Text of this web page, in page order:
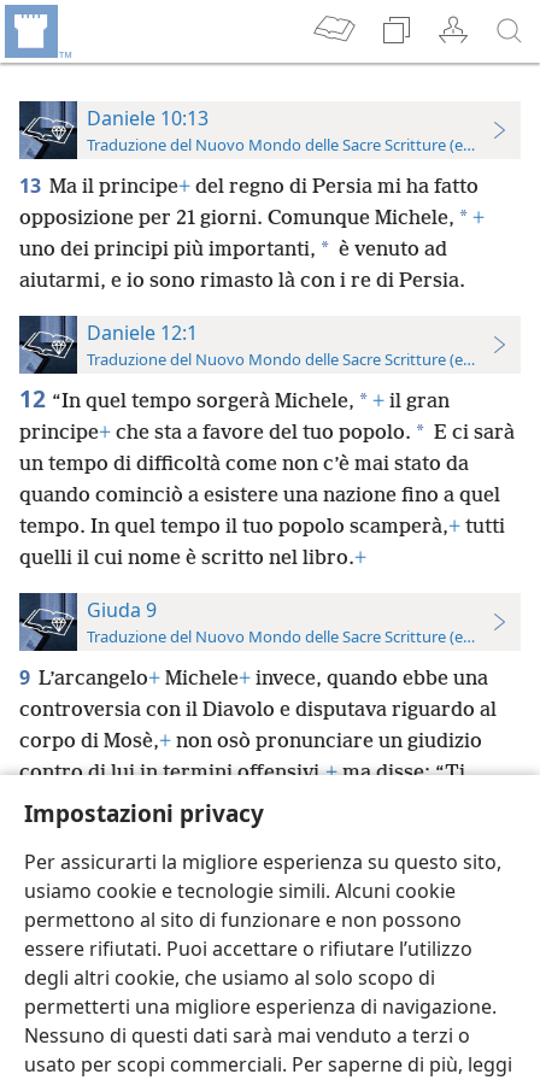
Impostazioni privacy
Per assicurarti la migliore esperienza su questo sito,
usiamo cookie e tecnologie simili. Alcuni cookie
permettono al sito di funzionare e non possono
essere rifiutati. Puoi accettare o rifiutare l’utilizzo
degli altri cookie, che usiamo al solo scopo di
permetterti una migliore esperienza di navigazione.
Nessuno di questi dati sarà mai venduto a terzi o
usato per scopi commerciali. Per saperne di più, leggi
Daniele 10:13
Traduzione del Nuovo Mondo delle Sacre Scritture (edizione
13 Ma il principe+ del regno di Persia mi ha fatto
opposizione per 21 giorni. Comunque Michele, * +
uno dei principi più importanti, * è venuto ad
aiutarmi, e io sono rimasto là con i re di Persia.
Daniele 12:1
Traduzione del Nuovo Mondo delle Sacre Scritture (edizione
12 “In quel tempo sorgerà Michele, * + il gran
principe+ che sta a favore del tuo popolo. * E ci sarà
un tempo di difficoltà come non c’è mai stato da
quando cominciò a esistere una nazione fino a quel
tempo. In quel tempo il tuo popolo scamperà,+ tutti
quelli il cui nome è scritto nel libro.+
Giuda 9
Traduzione del Nuovo Mondo delle Sacre Scritture (edizione
9 L’arcangelo+ Michele+ invece, quando ebbe una
controversia con il Diavolo e disputava riguardo al
corpo di Mosè,+ non osò pronunciare un giudizio
contro di lui in termini offensivi,+ma disse: “Ti
rimproveri Geova”. * +
Italiano Impostazioni
Copyright © 2026 Watch Tower Bible and Tract Society of Pennsylvania
Condizioni d’uso Informativa sulla privacy
Impostazioni privacy
JW.ORG
Accedi